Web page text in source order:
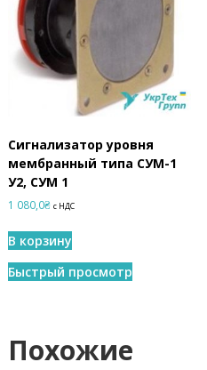
Сигнализатор уровня
мембранный типа СУМ-1
У2, СУМ 1
1 080,0₴ с НДС
В корзину
Быстрый просмотр
Похожие